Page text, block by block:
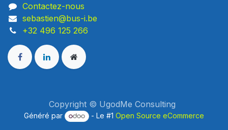
Contactez-nous
sebastien@bus-i.be
+32 496 125 266
Copyright © UgodMe Consulting
Généré par - Le #1Open Source eCommerce